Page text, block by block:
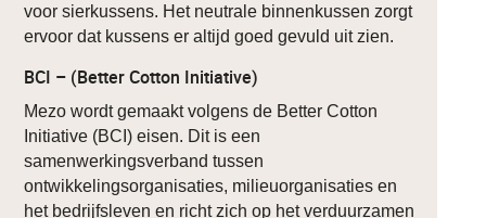
voor sierkussens. Het neutrale binnenkussen zorgt
ervoor dat kussens er altijd goed gevuld uit zien.
BCI – (Better Cotton Initiative)
Mezo wordt gemaakt volgens de Better Cotton
Initiative (BCI) eisen. Dit is een
samenwerkingsverband tussen
ontwikkelingsorganisaties, milieuorganisaties en
het bedrijfsleven en richt zich op het verduurzamen